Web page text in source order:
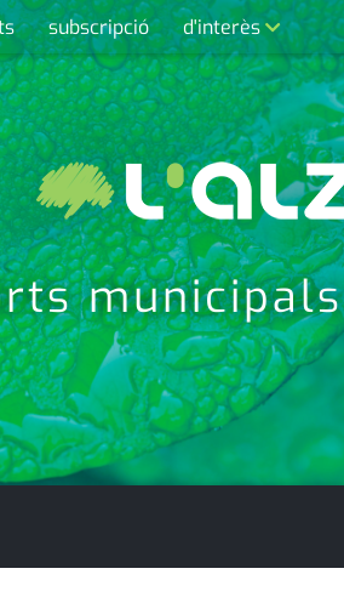
subscripció d'interès
contacte
farmàcies
telèfons
calendari